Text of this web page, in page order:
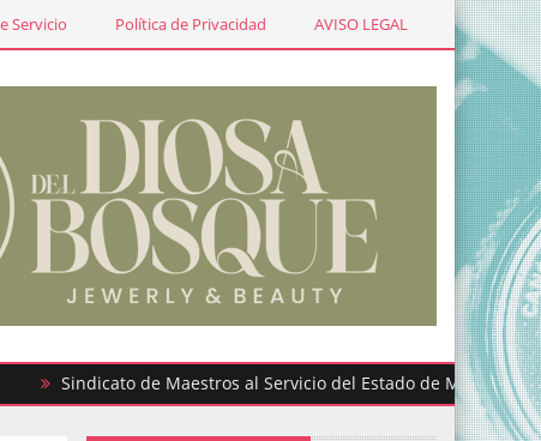
Servicio Política de Privacidad AVISO LEGAL
Sindicato de Maestros al Servicio del Estado de México participa